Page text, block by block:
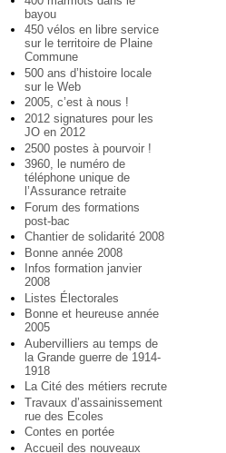
bayou
450 vélos en libre service
sur le territoire de Plaine
Commune
500 ans d’histoire locale
sur le Web
2005, c’est à nous !
2012 signatures pour les
JO en 2012
2500 postes à pourvoir !
3960, le numéro de
téléphone unique de
l’Assurance retraite
Forum des formations
post-bac
Chantier de solidarité 2008
Bonne année 2008
Infos formation janvier
2008
Listes Électorales
Bonne et heureuse année
2005
Aubervilliers au temps de
la Grande guerre de 1914-
1918
La Cité des métiers recrute
Travaux d’assainissement
rue des Ecoles
Contes en portée
Accueil des nouveaux